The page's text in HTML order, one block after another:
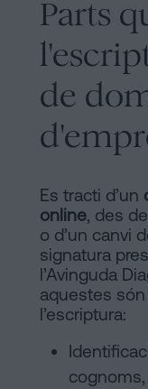
Parts
de
Es tracti d’un
online, des
o d’un canvi
signatura
l’Avinguda
aquestes
l’escriptura:
cognoms,